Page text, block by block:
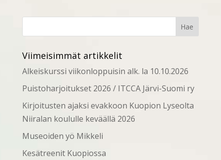
Viimeisimmät artikkelit
Alkeiskurssi viikonloppuisin alk. la 10.10.2026
Puistoharjoitukset 2026 / ITCCA Järvi-Suomi ry
Kirjoitusten ajaksi evakkoon Kuopion Lyseolta
Niiralan koululle keväällä 2026
Museoiden yö Mikkeli
Kesätreenit Kuopiossa